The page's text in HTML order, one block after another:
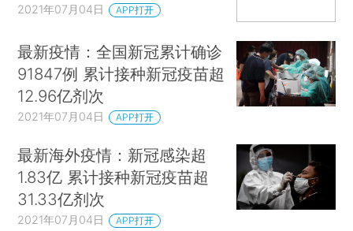
2021年07月04日 APP打开
最新疫情：全国新冠累计确诊
91847例 累计接种新冠疫苗超
12.96亿剂次
2021年07月04日 APP打开
最新海外疫情：新冠感染超
1.83亿 累计接种新冠疫苗超
31.33亿剂次
2021年07月04日 APP打开